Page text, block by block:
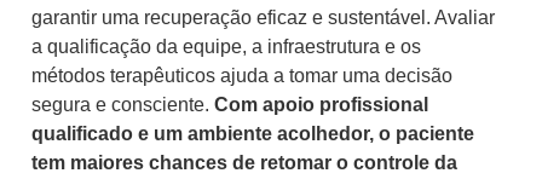
garantir uma recuperação eficaz e sustentável. Avaliar
a qualificação da equipe, a infraestrutura e os
métodos terapêuticos ajuda a tomar uma decisão
segura e consciente. Com apoio profissional
qualificado e um ambiente acolhedor, o paciente
tem maiores chances de retomar o controle da